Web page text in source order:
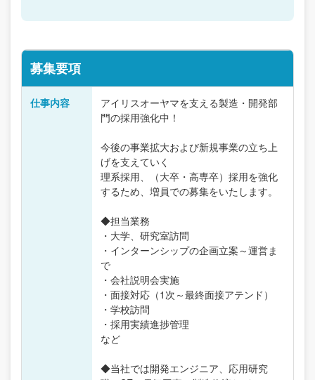
募集要項
仕事内容
アイリスオーヤマを支える製造・開発部
門の採用強化中！
今後の事業拡大および新規事業の立ち上
げを支えていく
理系採用、（大卒・高専卒）採用を強化
するため、増員での募集をいたします。
◆担当業務
・大学、研究室訪問
・インターンシップの企画立案～運営ま
で
・会社説明会実施
・面接対応（1次～最終面接アテンド）
・学校訪問
・採用実績進捗管理
など
◆当社では開発エンジニア、応用研究